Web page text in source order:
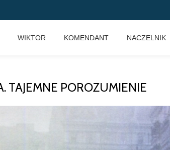
WIKTOR KOMENDANT NACZELNIK
TAJEMNE POROZUMIENIE